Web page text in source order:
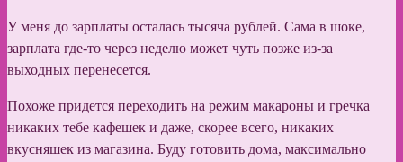
У меня до зарплаты осталась тысяча рублей. Сама в шоке,
зарплата где-то через неделю может чуть позже из-за
выходных перенесется.
Похоже придется переходить на режим макароны и гречка
никаких тебе кафешек и даже, скорее всего, никаких
вкусняшек из магазина. Буду готовить дома, максимально